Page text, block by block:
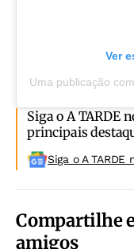
Ver
Siga o A TARDE
principais
Siga o A TARDE
Compartilhe
amigos